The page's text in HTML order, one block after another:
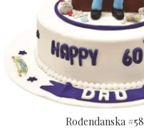
Rođendanska #58